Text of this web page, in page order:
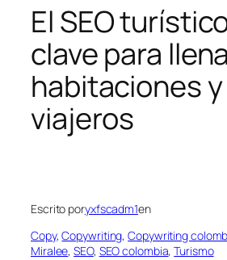
El SEO
clave para
habitaciones
viajeros
Escrito poryxfscadm1en
Copy, Copywriting, Copywriting
Miralee, SEO, SEO colombia, Turismo